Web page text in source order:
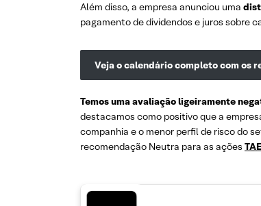
Além disso, a empresa anunciou uma
pagamento de dividendos e juros sobre
Veja o calendário completo com os
Temos uma avaliação ligeiramente
destacamos como positivo que a
companhia e o menor perfil de risco do
recomendação Neutra para as ações